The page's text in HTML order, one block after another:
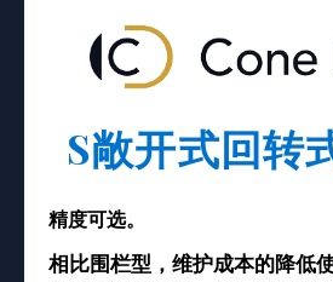
S敞开式回转
精度可选。
相比围栏型，维护成本的降低